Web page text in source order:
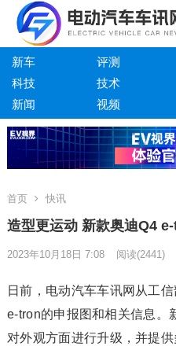
新车 评测
科技
技术
新闻
视频
首页 快讯
造型更运动 新款奥迪Q4
2023年10月18日 7:08 阅读(2441)
日前，电动汽车车讯网从工
e-tron的申报图和相关信息。
对外观方面进行升级，并提